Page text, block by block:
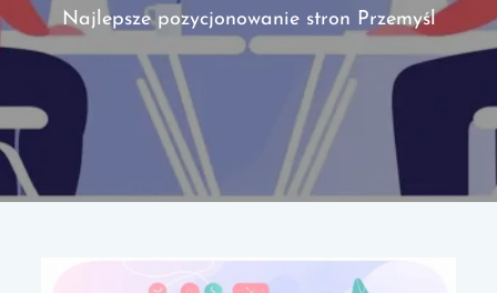
Najlepsze pozycjonowanie stron Przemyśl